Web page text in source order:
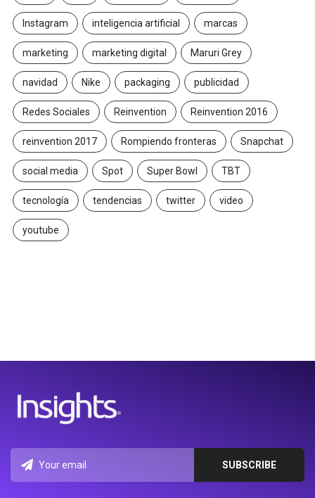
Instagram inteligencia artificial marcas
marketing marketing digital Maruri Grey
navidad Nike packaging publicidad
Redes Sociales Reinvention Reinvention 2016
reinvention 2017 Rompiendo fronteras Snapchat
social media Spot Super Bowl TBT
tecnología tendencias twitter video
youtube